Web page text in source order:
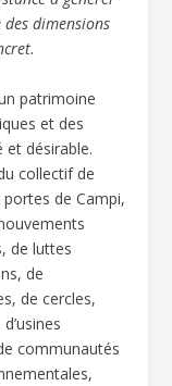
dimensions
patrimoine
et des
et désirable.
collectif de
portes de Campi,
de luttes
de
de cercles,
communautés